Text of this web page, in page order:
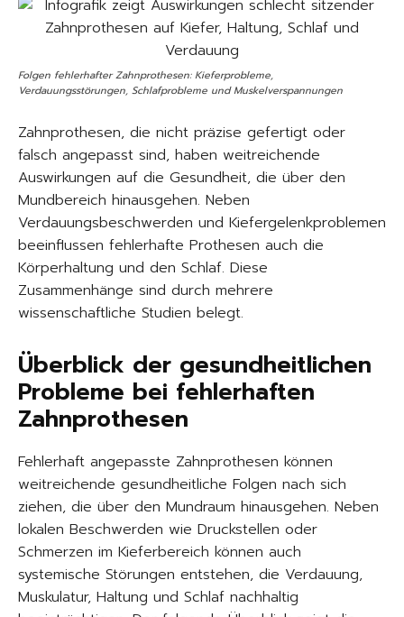
Folgen fehlerhafter Zahnprothesen: Kieferprobleme,
Verdauungsstörungen, Schlafprobleme und Muskelverspannungen
Zahnprothesen, die nicht präzise gefertigt oder
falsch angepasst sind, haben weitreichende
Auswirkungen auf die Gesundheit, die über den
Mundbereich hinausgehen. Neben
Verdauungsbeschwerden und Kiefergelenkproblemen
beeinflussen fehlerhafte Prothesen auch die
Körperhaltung und den Schlaf. Diese
Zusammenhänge sind durch mehrere
wissenschaftliche Studien belegt.
Überblick der gesundheitlichen
Probleme bei fehlerhaften
Zahnprothesen
Fehlerhaft angepasste Zahnprothesen können
weitreichende gesundheitliche Folgen nach sich
ziehen, die über den Mundraum hinausgehen. Neben
lokalen Beschwerden wie Druckstellen oder
Schmerzen im Kieferbereich können auch
systemische Störungen entstehen, die Verdauung,
Muskulatur, Haltung und Schlaf nachhaltig